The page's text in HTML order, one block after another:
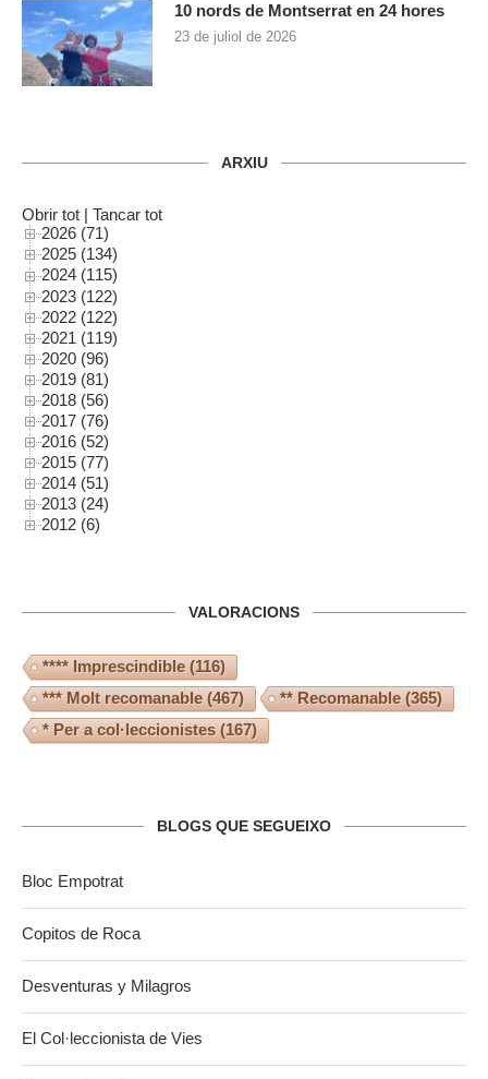
10 nords de Montserrat en 24 hores
23 de juliol de 2026
ARXIU
Obrir tot | Tancar tot
2026 (71)
2025 (134)
2024 (115)
2023 (122)
2022 (122)
2021 (119)
2020 (96)
2019 (81)
2018 (56)
2017 (76)
2016 (52)
2015 (77)
2014 (51)
2013 (24)
2012 (6)
VALORACIONS
**** Imprescindible(116)
*** Molt recomanable(467) ** Recomanable(365)
* Per a col·leccionistes (167)
BLOGS QUE SEGUEIXO
Bloc Empotrat
Copitos de Roca
Desventuras y Milagros
El Col·leccionista de Vies